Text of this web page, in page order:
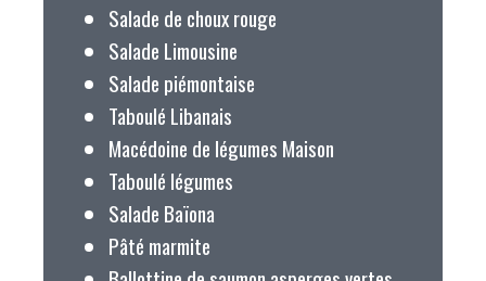
Salade de choux rouge
Salade Limousine
Salade piémontaise
Taboulé Libanais
Macédoine de légumes Maison
Taboulé légumes
Salade Baïona
Pâté marmite